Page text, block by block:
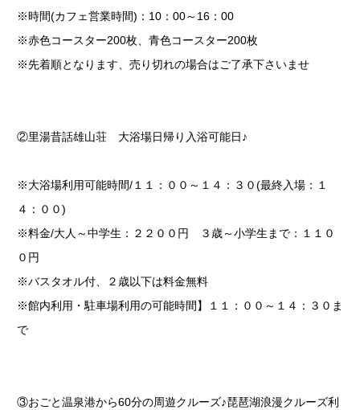
※時間(カフェ営業時間)：10：00～16：00
※赤色コースター200枚、青色コースター200枚
※先着順となります、売り切れの場合はご了承下さいませ
②里湯昔話雄山荘 大浴場日帰り入浴可能日♪
※大浴場利用可能時間/１１：００～１４：３０(最終入場：１
４：００)
※料金/大人～中学生：２２００円 ３歳～小学生まで：１１０
０円
※バスタオル付、２歳以下は料金無料
※館内利用・駐車場利用の可能時間】１１：００～１４：３０ま
で
③おごと温泉港から60分の周遊クルーズ♪琵琶湖浪漫クルーズ利